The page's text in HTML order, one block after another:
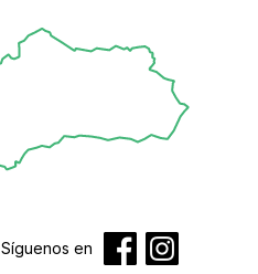
Síguenos en